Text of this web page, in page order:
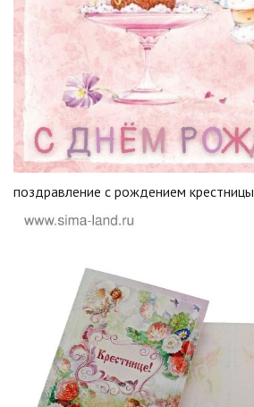
поздравление с рождением крестницы